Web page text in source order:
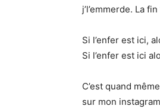
j’l’emmerde. La
Si l’enfer est ici,
Si l’enfer est ici
C’est quand
sur mon